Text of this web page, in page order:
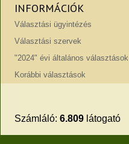
INFORMÁCIÓK
Választási ügyintézés
Választási szervek
"2024" évi általános választások
Korábbi választások
Számláló: 6.809látogató